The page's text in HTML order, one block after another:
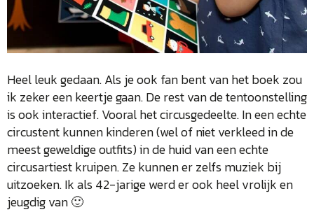
Heel leuk gedaan. Als je ook fan bent van het boek zou
ik zeker een keertje gaan. De rest van de tentoonstelling
is ook interactief. Vooral het circusgedeelte. In een echte
circustent kunnen kinderen (wel of niet verkleed in de
meest geweldige outfits) in de huid van een echte
circusartiest kruipen. Ze kunnen er zelfs muziek bij
uitzoeken. Ik als 42-jarige werd er ook heel vrolijk en
jeugdig van 🙂